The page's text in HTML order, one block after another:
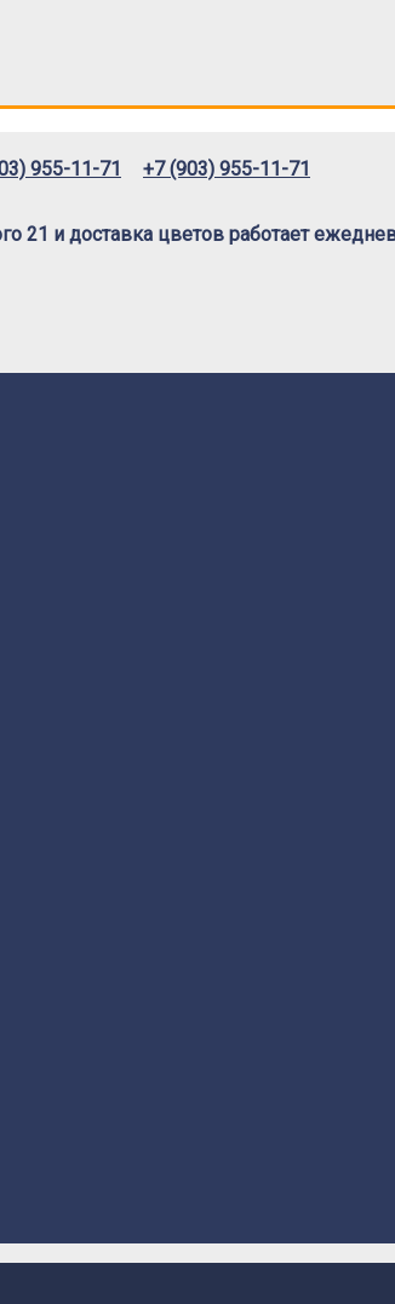
955-11-71 +7 (903) 955-11-71
21 и доставка цветов работает